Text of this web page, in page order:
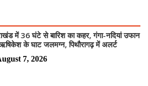
में 36 घंटे से बारिश का कहर, गंगा-नदियां उफान
के घाट जलमग्न, पिथौरागढ़ में अलर्ट
7, 2026